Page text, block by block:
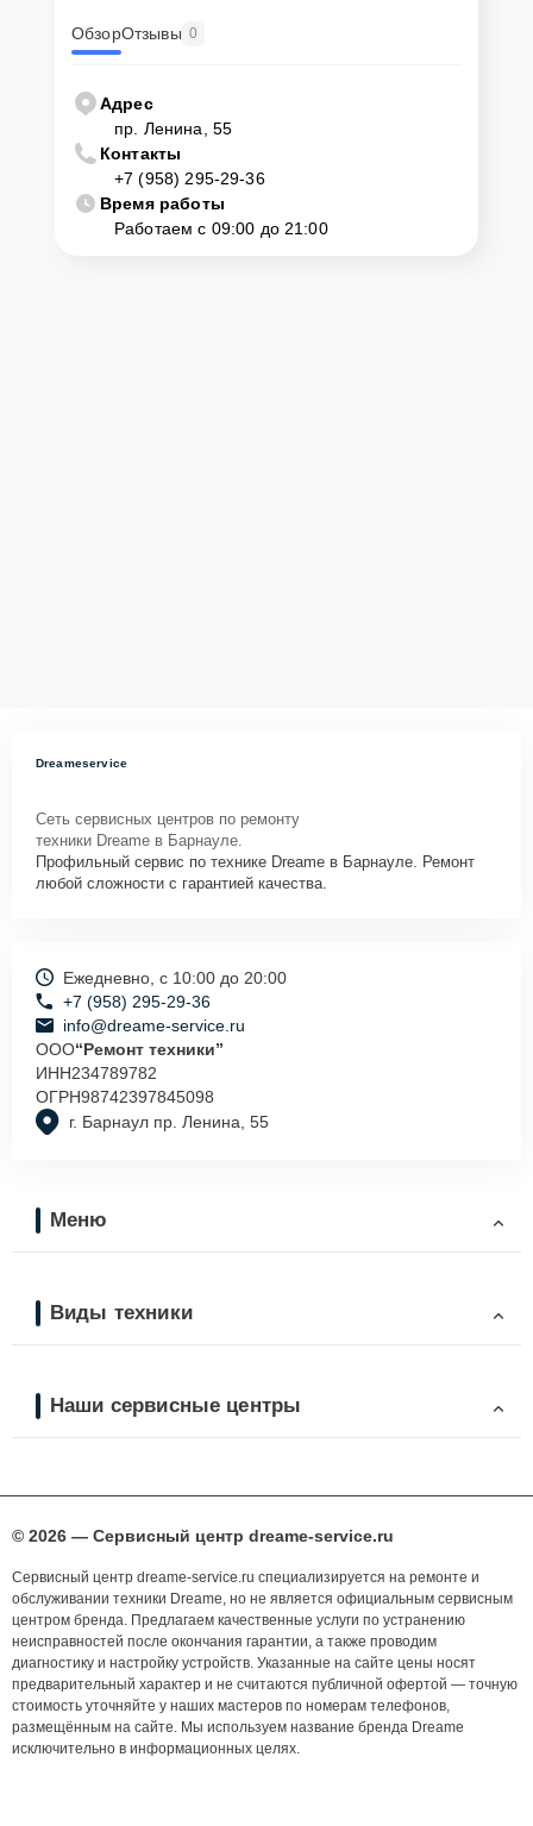
ОбзорОтзывы 0
Адрес
пр. Ленина, 55
Контакты
+7 (958) 295-29-36
Время работы
Работаем с 09:00 до 21:00
Dreameservice
Сеть сервисных центров по ремонту
техники Dreame в Барнауле.
Профильный сервис по технике Dreame в Барнауле. Ремонт
любой сложности с гарантией качества.
г. Барнаул пр. Ленина, 55
Ежедневно, с 10:00 до 20:00
+7 (958) 295-29-36
info@dreame-service.ru
ООО“Ремонт техники”
ИНН234789782
ОГРН98742397845098
Меню
Виды техники
Наши сервисные центры
© 2026 — Сервисный центр dreame-service.ru
Сервисный центр dreame-service.ru специализируется на ремонте и
обслуживании техники Dreame, но не является официальным сервисным
центром бренда. Предлагаем качественные услуги по устранению
неисправностей после окончания гарантии, а также проводим
диагностику и настройку устройств. Указанные на сайте цены носят
предварительный характер и не считаются публичной офертой — точную
стоимость уточняйте у наших мастеров по номерам телефонов,
размещённым на сайте. Мы используем название бренда Dreame
исключительно в информационных целях.